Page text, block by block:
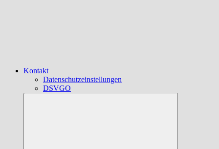
Kontakt
Datenschutzeinstellungen
DSVGO